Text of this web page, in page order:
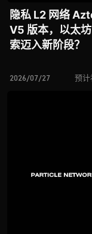
隐私 L2 网络
V5 版本，以太
索迈入新阶段？
2026/07/27 预计